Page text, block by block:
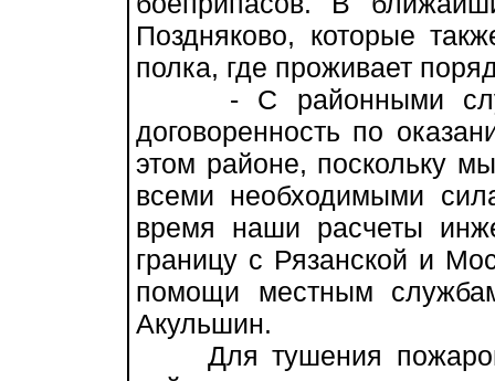
Поздняково, которые
полка, где проживает
- С районными
договоренность по
этом районе, поскольку
всеми необходимыми
время наши расчеты
границу с Рязанской и
помощи местным
Акульшин.
Для тушения пожаров